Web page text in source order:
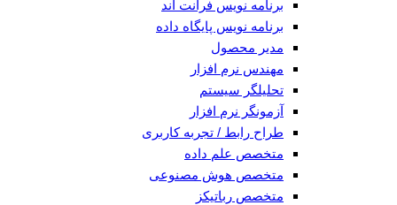
برنامه نویس فرانت اند
برنامه نویس پایگاه داده
مدیر محصول
مهندس نرم افزار
تحلیلگر سیستم
آزمونگر نرم افزار
طراح رابط / تجربه کاربری
متخصص علم داده
متخصص هوش مصنوعی
متخصص رباتیکز